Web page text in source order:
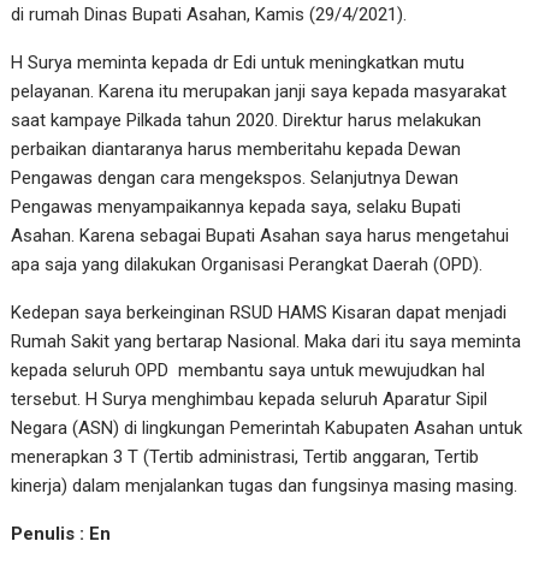
di rumah Dinas Bupati Asahan, Kamis (29/4/2021).
H Surya meminta kepada dr Edi untuk meningkatkan mutu
pelayanan. Karena itu merupakan janji saya kepada masyarakat
saat kampaye Pilkada tahun 2020. Direktur harus melakukan
perbaikan diantaranya harus memberitahu kepada Dewan
Pengawas dengan cara mengekspos. Selanjutnya Dewan
Pengawas menyampaikannya kepada saya, selaku Bupati
Asahan. Karena sebagai Bupati Asahan saya harus mengetahui
apa saja yang dilakukan Organisasi Perangkat Daerah (OPD).
Kedepan saya berkeinginan RSUD HAMS Kisaran dapat menjadi
Rumah Sakit yang bertarap Nasional. Maka dari itu saya meminta
kepada seluruh OPD membantu saya untuk mewujudkan hal
tersebut. H Surya menghimbau kepada seluruh Aparatur Sipil
Negara (ASN) di lingkungan Pemerintah Kabupaten Asahan untuk
menerapkan 3 T (Tertib administrasi, Tertib anggaran, Tertib
kinerja) dalam menjalankan tugas dan fungsinya masing masing.
Penulis : En